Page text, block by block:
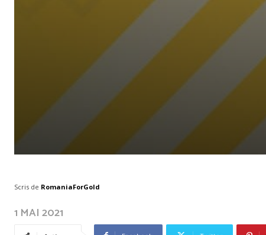
Scris de RomaniaForGold
1 MAI 2021